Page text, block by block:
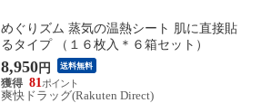
めぐりズム 蒸気の温熱シート 肌に直接貼
るタイプ （１６枚入＊６箱セット）
8,950円 送料無料
81
爽快ドラッグ(Rakuten Direct)